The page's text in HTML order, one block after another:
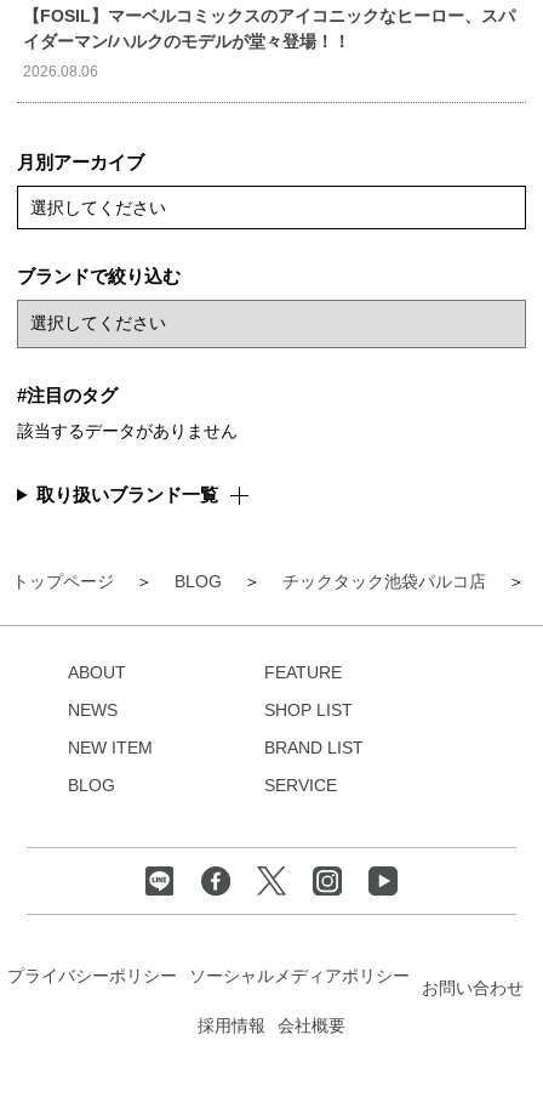
トップページ BLOG チックタック池袋パルコ店
【FOSIL】マーベルコミックスのアイコニックなヒーロー、スパ
イダーマン/ハルクのモデルが堂々登場！！
2026.08.06
月別アーカイブ
選択してください
ブランドで絞り込む
#注目のタグ
該当するデータがありません
取り扱いブランド一覧
ABOUT
NEWS
NEW ITEM
BLOG
FEATURE
SHOP LIST
BRAND LIST
SERVICE
プライバシーポリシー ソーシャルメディアポリシー
お問い合わせ
採用情報
会社概要